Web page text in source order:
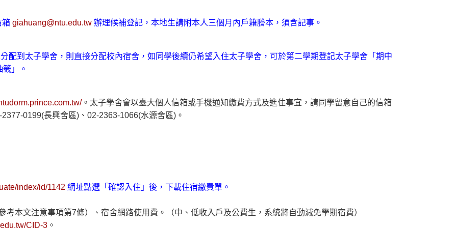
箱 giahuang@ntu.edu.tw 辦理候補登記，本地生請附本人三個月內戶籍謄本，須含記事。
配到太子學舍，則直接分配校內宿舍，如同學後續仍希望入住太子學舍，可於第二學期登記太子學舍「期中
」。
。太子學舍會以臺大個人信箱或手機通知繳費方式及進住事宜，請同學留意自己的信箱
0199(長興舍區)、02-2363-1066(水源舍區)。
index/id/1142 網址點選「確認入住」後，下載住宿繳費單。
考本文注意事項第7條）、宿舍網路使用費。（中、低收入戶及公費生，系統將自動減免學期宿費）
CID-3 。